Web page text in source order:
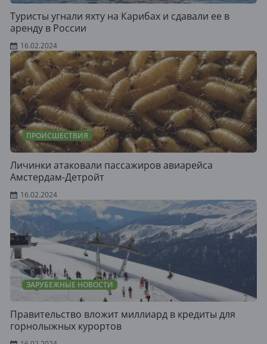
Туристы угнали яхту на Карибах и сдавали ее в
аренду в России
16.02.2024
ПРОИСШЕСТВИЯ
Личинки атаковали пассажиров авиарейса
Амстердам-Детройт
16.02.2024
ЗАРУБЕЖНЫЕ НОВОСТИ
Правительство вложит миллиард в кредиты для
горнолыжных курортов